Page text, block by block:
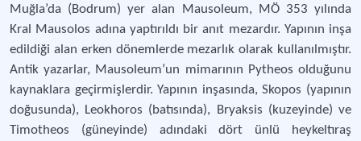
Muğla’da (Bodrum) yer alan Mausoleum, MÖ 353 yılında
Kral Mausolos adına yaptırıldı bir anıt mezardır. Yapının inşa
edildiği alan erken dönemlerde mezarlık olarak kullanılmıştır.
Antik yazarlar, Mausoleum’un mimarının Pytheos olduğunu
kaynaklara geçirmişlerdir. Yapının inşasında, Skopos (yapının
doğusunda), Leokhoros (batısında), Bryaksis (kuzeyinde) ve
Timotheos (güneyinde) adındaki dört ünlü heykeltıraş